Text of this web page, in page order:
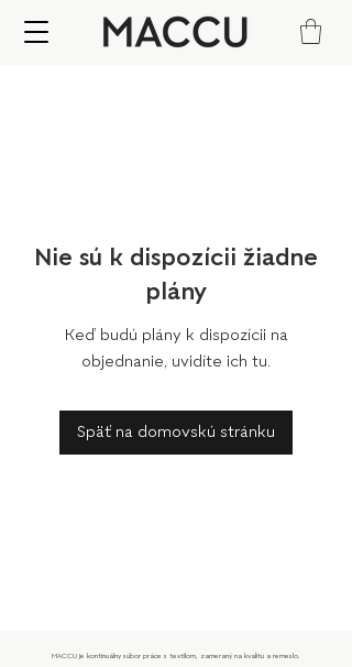
Nie sú k dispozícii žiadne
plány
Keď budú plány k dispozícii na
objednanie, uvidíte ich tu.
Späť na domovskú stránku
MACCU je kontinuálny súbor práce s textilom, zameraný na kvalitu a remeslo.